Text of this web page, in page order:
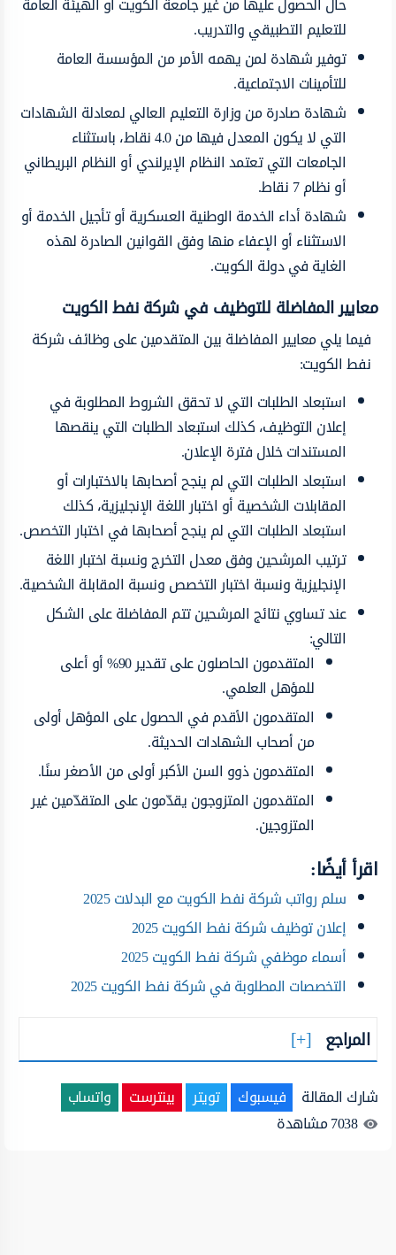
للتعليم التطبيقي والتدريب.
توفير شهادة لمن يهمه الأمر من المؤسسة العامة
للتأمينات الاجتماعية.
شهادة صادرة من وزارة التعليم العالي لمعادلة الشهادات
التي لا يكون المعدل فيها من 4.0 نقاط، باستثناء
الجامعات التي تعتمد النظام الإيرلندي أو النظام البريطاني
أو نظام 7 نقاط.
شهادة أداء الخدمة الوطنية العسكرية أو تأجيل الخدمة أو
الاستثناء أو الإعفاء منها وفق القوانين الصادرة لهذه
الغاية في دولة الكويت.
معايير المفاضلة للتوظيف في شركة نفط الكويت
فيما يلي معايير المفاضلة بين المتقدمين على وظائف شركة
نفط الكويت:
استبعاد الطلبات التي لا تحقق الشروط المطلوبة في
إعلان التوظيف، كذلك استبعاد الطلبات التي ينقصها
المستندات خلال فترة الإعلان.
استبعاد الطلبات التي لم ينجح أصحابها بالاختبارات أو
المقابلات الشخصية أو اختبار اللغة الإنجليزية، كذلك
استبعاد الطلبات التي لم ينجح أصحابها في اختبار التخصص.
ترتيب المرشحين وفق معدل التخرج ونسبة اختبار اللغة
الإنجليزية ونسبة اختبار التخصص ونسبة المقابلة الشخصية.
عند تساوي نتائج المرشحين تتم المفاضلة على الشكل
التالي:
المتقدمون الحاصلون على تقدير 90% أو أعلى
للمؤهل العلمي.
المتقدمون الأقدم في الحصول على المؤهل أولى
من أصحاب الشهادات الحديثة.
المتقدمون ذوو السن الأكبر أولى من الأصغر سنًا.
المتقدمون المتزوجون يقدّمون على المتقدّمين غير
المتزوجين.
اقرأ أيضًا:
سلم رواتب شركة نفط الكويت مع البدلات 2025
إعلان توظيف شركة نفط الكويت 2025
أسماء موظفي شركة نفط الكويت 2025
التخصصات المطلوبة في شركة نفط الكويت 2025
المراجع
شارك المقالة فيسبوك تويتر بينترست
واتساب
7038مشاهدة